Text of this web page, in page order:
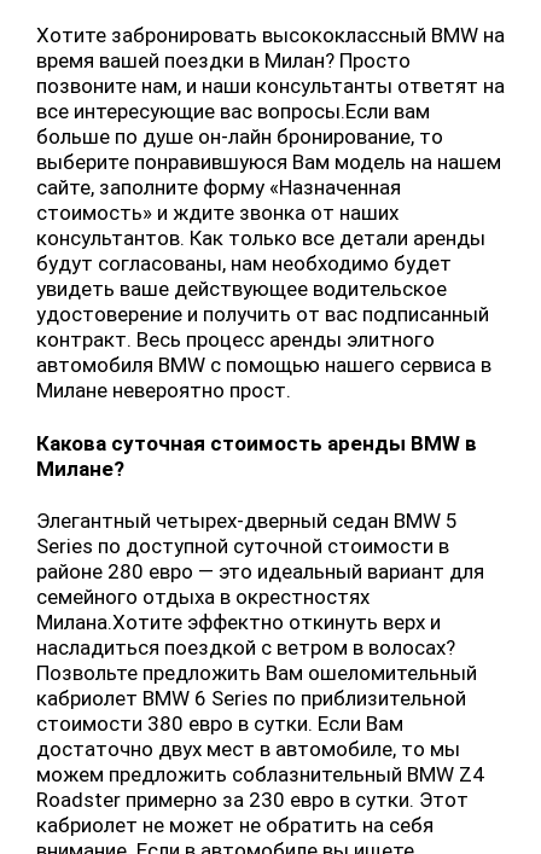
Хотите забронировать высококлассный BMW на
время вашей поездки в Милан? Просто
позвоните нам, и наши консультанты ответят на
все интересующие вас вопросы.Если вам
больше по душе он-лайн бронирование, то
выберите понравившуюся Вам модель на нашем
сайте, заполните форму «Назначенная
стоимость» и ждите звонка от наших
консультантов. Как только все детали аренды
будут согласованы, нам необходимо будет
увидеть ваше действующее водительское
удостоверение и получить от вас подписанный
контракт. Весь процесс аренды элитного
автомобиля BMW с помощью нашего сервиса в
Милане невероятно прост.
Какова суточная стоимость аренды BMW в
Милане?
Элегантный четырех-дверный седан BMW 5
Series по доступной суточной стоимости в
районе 280 евро — это идеальный вариант для
семейного отдыха в окрестностях
Милана.Хотите эффектно откинуть верх и
насладиться поездкой с ветром в волосах?
Позвольте предложить Вам ошеломительный
кабриолет BMW 6 Series по приблизительной
стоимости 380 евро в сутки. Если Вам
достаточно двух мест в автомобиле, то мы
можем предложить соблазнительный BMW Z4
Roadster примерно за 230 евро в сутки. Этот
кабриолет не может не обратить на себя